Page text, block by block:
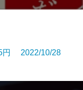
円 2022/10/28